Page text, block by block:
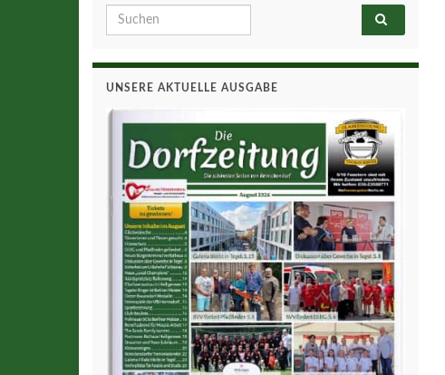
Search for:
UNSERE AKTUELLE AUSGABE